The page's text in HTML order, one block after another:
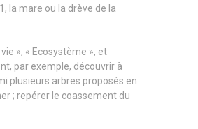
la mare ou la drève de la
», « Ecosystème », et
par exemple, découvrir à
plusieurs arbres proposés en
; repérer le coassement du